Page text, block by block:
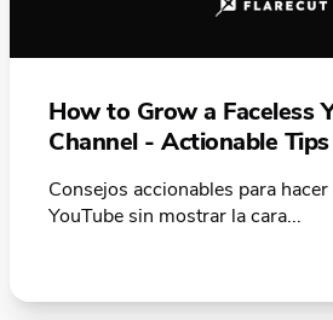
How to Grow a Faceless
Channel - Actionable Tips
Consejos accionables para
YouTube sin mostrar la cara...